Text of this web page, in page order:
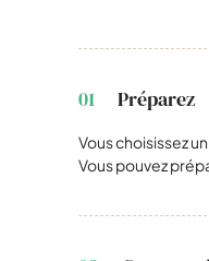
01 Préparez
Vous choisissez
Vous pouvez